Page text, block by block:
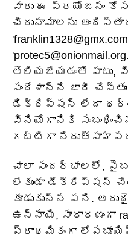
వారు ఈ ప్రయోజనం
చిరునామాలను
తెలియజేయడంతో
సందేశాన్ని జారీ
డిక్రిప్షన్ లేదా
వినియోగానికి
గట్టిగా
చాలా సందర్భాలలో,
లేకుండా డీక్రిప్షన్
కూడుకున్న పని.
ఉన్నాయి, సాధారణంగా
ప్రాథమికంగా